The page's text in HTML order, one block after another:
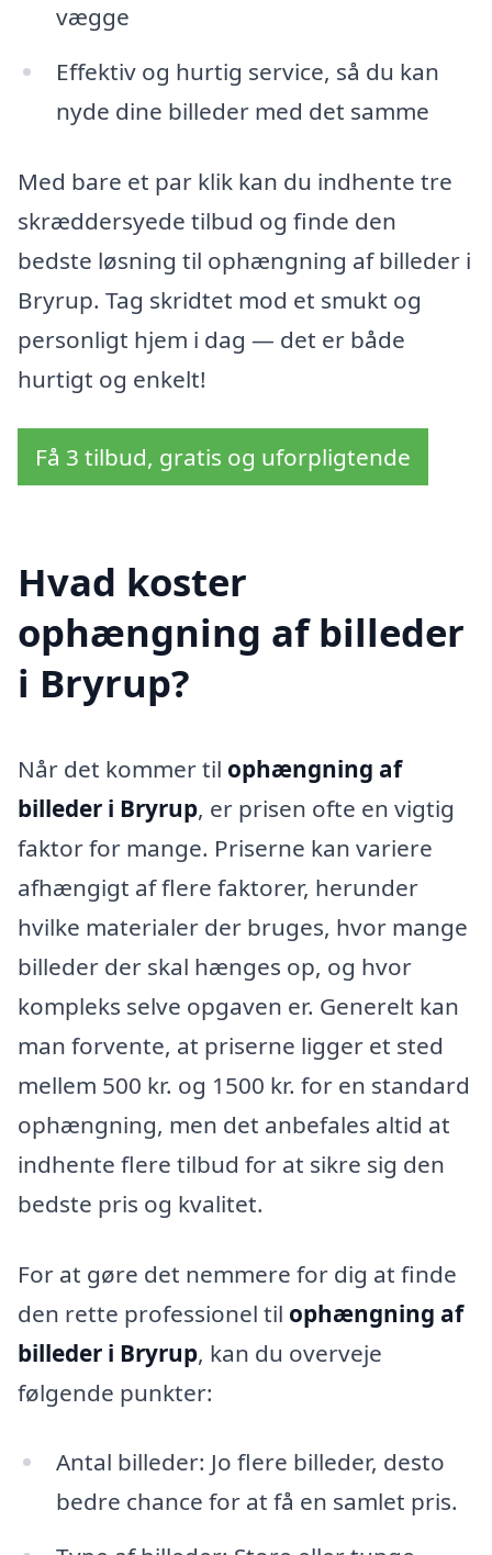
vægge
Effektiv og hurtig service, så du kan
nyde dine billeder med det samme
Med bare et par klik kan du indhente tre
skræddersyede tilbud og finde den
bedste løsning til ophængning af billeder i
Bryrup. Tag skridtet mod et smukt og
personligt hjem i dag — det er både
hurtigt og enkelt!
Få 3 tilbud, gratis og uforpligtende
Hvad koster
ophængning af billeder
i Bryrup?
Når det kommer til ophængning af
billeder i Bryrup, er prisen ofte en vigtig
faktor for mange. Priserne kan variere
afhængigt af flere faktorer, herunder
hvilke materialer der bruges, hvor mange
billeder der skal hænges op, og hvor
kompleks selve opgaven er. Generelt kan
man forvente, at priserne ligger et sted
mellem 500 kr. og 1500 kr. for en standard
ophængning, men det anbefales altid at
indhente flere tilbud for at sikre sig den
bedste pris og kvalitet.
For at gøre det nemmere for dig at finde
den rette professionel til ophængning af
billeder i Bryrup, kan du overveje
følgende punkter:
Antal billeder: Jo flere billeder, desto
bedre chance for at få en samlet pris.